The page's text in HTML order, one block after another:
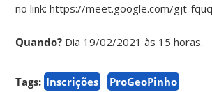
no link: https://meet.google.com/gjt-
Quando? Dia 19/02/2021 às 15 horas.
Tags: Inscrições ProGeoPinho